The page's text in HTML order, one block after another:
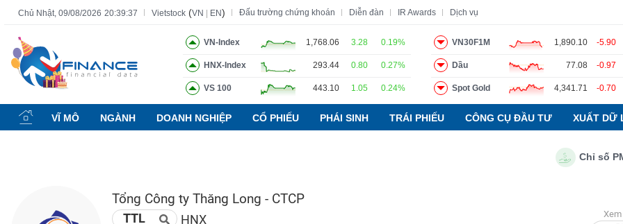
Chủ Nhật, 09/08/2026 20:39:38 Vietstock (VN EN) Đấu trường chứng khoán Diễn đàn IR Awards Dịch vụ
VN-Index 1,768.06 3.28 0.19%
HNX-Index 293.44 0.80 0.27%
VS 100 443.10 1.05 0.24%
VN30F1M 1,890.10 -5.90
Dầu 77.08 -0.97
Spot Gold 4,341.71 -0.70
VĨ MÔ NGÀNH DOANH NGHIỆP CỔ PHIẾU PHÁI SINH TRÁI PHIẾU CÔNG CỤ ĐẦU TƯ XUẤT DỮ
Chỉ số PMI
Tổng Công ty Thăng Long - CTCP
TTL HNX
Tất cả Tính năng Ngành Mã chứng khoán Lãnh đạo Báo cáo phân tích Thuật ngữ
Tính
năng
(-)
CHỨNG